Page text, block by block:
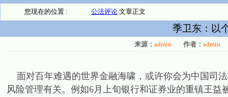
您现在的位置 : 公法评论 文章正文
季卫东：以
来源： admin 作者： admin
面对百年难遇的世界金融海啸，或许你会为中国司
风险管理有关。例如6月上旬银行和证券业的重镇王